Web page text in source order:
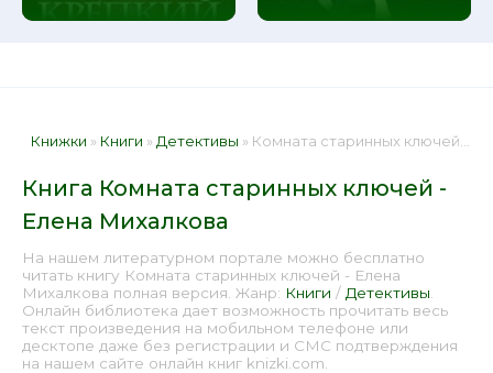
Книжки » Книги » Детективы » Комната старинных ключей - Елена Михалкова 📕 - Книга онлайн бесплатно
Книга Комната старинных ключей -
Елена Михалкова
На нашем литературном портале можно бесплатно
читать книгу Комната старинных ключей - Елена
Михалкова полная версия. Жанр: Книги / Детективы
Онлайн библиотека дает возможность прочитать весь
текст произведения на мобильном телефоне или
десктопе даже без регистрации и СМС подтверждения
на нашем сайте онлайн книг knizki.com.